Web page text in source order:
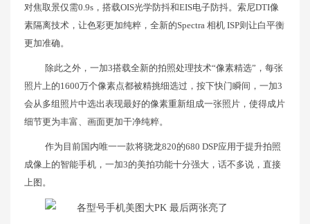
对焦取景仅需0.9s，搭载OIS光学防抖和EIS电子防抖。索尼DTI像
素隔离技术，让色彩更加纯粹，全新的Spectra 相机 ISP则让白平衡
更加准确。
除此之外，一加3搭载全新的拍照处理技术“像素精选”，每张
照片上的1600万个像素点都被精挑细选过，按下快门瞬间，一加3
会从多组照片中选出表现最好的像素重新组成一张照片，使得成片
细节更为丰富、画面更加干净纯粹。
作为目前国内唯一一款将骁龙820的680 DSP应用于提升拍照
成像上的智能手机，一加3的美拍功能十分强大，话不多说，直接
上图。